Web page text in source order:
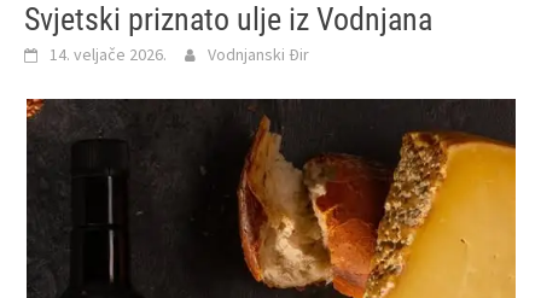
Svjetski priznato ulje iz Vodnjana
14. veljače 2026. Vodnjanski Đir